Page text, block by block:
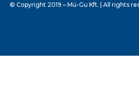
© Copyright 2019 – Mü-Gu Kft. | All rights